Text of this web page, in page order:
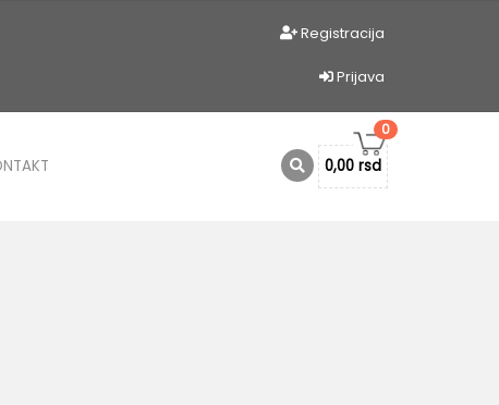
Registracija
Prijava
0
0,00 rsd